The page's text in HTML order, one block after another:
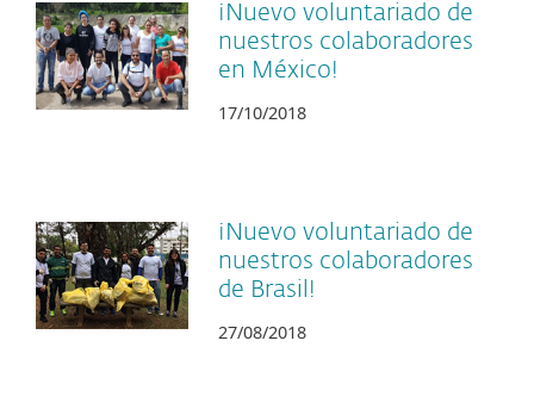
¡Nuevo voluntariado de
nuestros colaboradores
en México!
17/10/2018
¡Nuevo voluntariado de
nuestros colaboradores
de Brasil!
27/08/2018